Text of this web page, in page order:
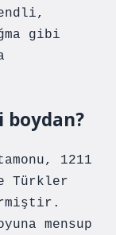
gibi
1211
Türkler
mensup